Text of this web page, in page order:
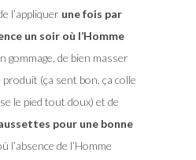
l’appliquer une fois par
un soir où l’Homme
gommage, de bien masser
(ça sent bon, ça colle
le pied tout doux) et de
pour une bonne
l’absence de l’Homme